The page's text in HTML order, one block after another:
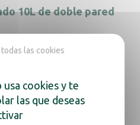
10L de doble pared
2 flujos
usa cookies y te
las que deseas
las cookies